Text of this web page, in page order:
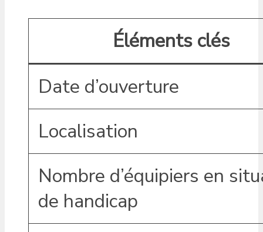
Éléments clés
Date d’ouverture
Localisation
Nombre d’équipiers en
de handicap